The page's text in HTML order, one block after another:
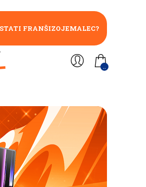
FRANŠIZOJEMALEC?
..